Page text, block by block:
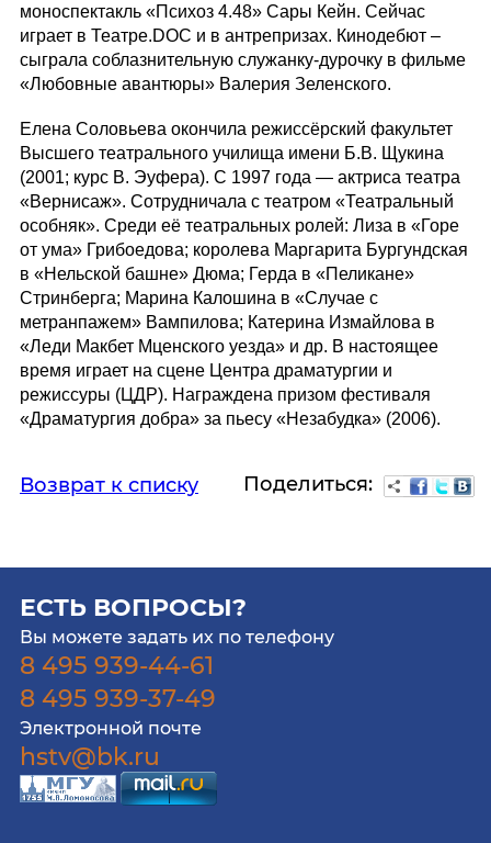
моноспектакль «Психоз 4.48» Сары Кейн. Сейчас
играет в Театре.DOC и в антрепризах. Кинодебют –
сыграла соблазнительную служанку-дурочку в фильме
«Любовные авантюры» Валерия Зеленского.
Елена Соловьева окончила режиссёрский факультет
Высшего театрального училища имени Б.В. Щукина
(2001; курс В. Эуфера). С 1997 года — актриса театра
«Вернисаж». Сотрудничала с театром «Театральный
особняк». Среди её театральных ролей: Лиза в «Горе
от ума» Грибоедова; королева Маргарита Бургундская
в «Нельской башне» Дюма; Герда в «Пеликане»
Стринберга; Марина Калошина в «Случае с
метранпажем» Вампилова; Катерина Измайлова в
«Леди Макбет Мценского уезда» и др. В настоящее
время играет на сцене Центра драматургии и
режиссуры (ЦДР). Награждена призом фестиваля
«Драматургия добра» за пьесу «Незабудка» (2006).
Возврат к списку Поделиться:
ЕСТЬ ВОПРОСЫ?
Вы можете задать их по телефону
8 495 939-44-61
8 495 939-37-49
Электронной почте
hstv@bk.ru